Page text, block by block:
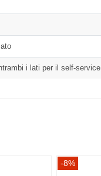
i lati per il self-service
-8%